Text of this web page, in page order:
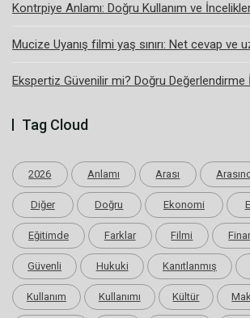
Kontrpiye Anlamı: Doğru Kullanım ve
Mucize Uyanış filmi yaş sınırı: Net cevap ve
Ekspertiz Güvenilir mi? Doğru Değerlendirme
Tag Cloud
2026 Anlamı Arası
Diğer Doğru Ekonomi
Eğitimde Farklar Filmi
Güvenli Hukuki Kanıtlanmış
Kullanım Kullanımı Kültür